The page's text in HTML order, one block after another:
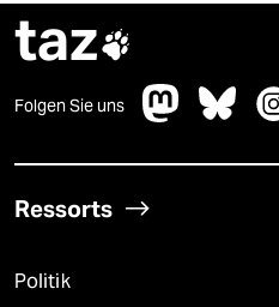
taz
Folgen Sie uns
Ressorts
Politik